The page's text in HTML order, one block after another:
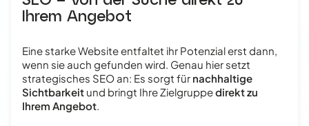
Ihrem Angebot
Eine starke Website entfaltet ihr Potenzial erst dann,
wenn sie auch gefunden wird. Genau hier setzt
strategisches SEO an: Es sorgt für nachhaltige
Sichtbarkeit und bringt Ihre Zielgruppedirekt zu
Ihrem Angebot.